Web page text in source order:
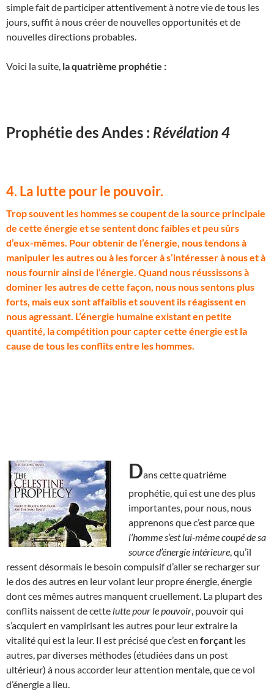
simple fait de participer attentivement à notre vie de tous les
jours, suffit à nous créer de nouvelles opportunités et de
nouvelles directions probables.
Voici la suite, la quatrième prophétie :
Prophétie des Andes : Révélation 4
4. La lutte pour le pouvoir.
Trop souvent les hommes se coupent de la source principale
de cette énergie et se sentent donc faibles et peu sûrs
d’eux-mêmes. Pour obtenir de l’énergie, nous tendons à
manipuler les autres ou à les forcer à s’intéresser à nous et à
nous fournir ainsi de l’énergie. Quand nous réussissons à
dominer les autres de cette façon, nous nous sentons plus
forts, mais eux sont affaiblis et souvent ils réagissent en
nous agressant. L’énergie humaine existant en petite
quantité, la compétition pour capter cette énergie est la
cause de tous les conflits entre les hommes.
Dans cette quatrième
prophétie, qui est une des plus
importantes, pour nous, nous
apprenons que c’est parce que
l’homme s’est lui-même coupé de sa
source d’énergie intérieure , qu’il
ressent désormais le besoin compulsif d’aller se recharger sur
le dos des autres en leur volant leur propre énergie, énergie
dont ces mêmes autres manquent cruellement. La plupart des
conflits naissent de cette lutte pour le pouvoir , pouvoir qui
s’acquiert en vampirisant les autres pour leur extraire la
vitalité qui est la leur. Il est précisé que c’est en forçant les
autres, par diverses méthodes (étudiées dans un post
ultérieur) à nous accorder leur attention mentale, que ce vol
d’énergie a lieu.